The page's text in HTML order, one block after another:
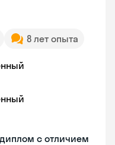
8 лет опыта
с отличием